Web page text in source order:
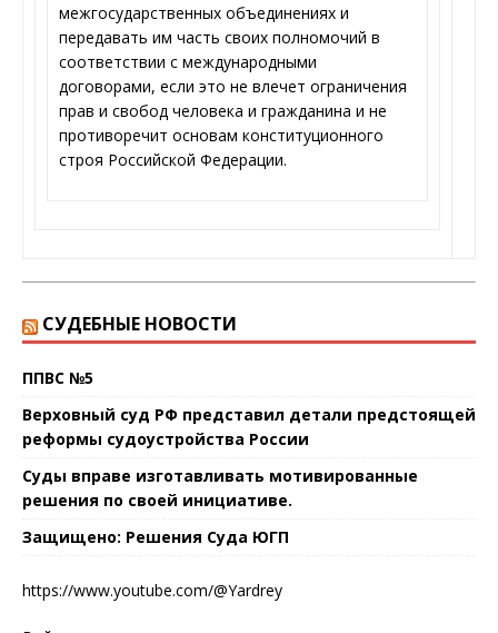
межгосударственных объединениях и
передавать им часть своих полномочий в
соответствии с международными
договорами, если это не влечет ограничения
прав и свобод человека и гражданина и не
противоречит основам конституционного
строя Российской Федерации.
СУДЕБНЫЕ НОВОСТИ
ППВС №5
Верховный суд РФ представил детали предстоящей
реформы судоустройства России
Суды вправе изготавливать мотивированные
решения по своей инициативе.
Защищено: Решения Суда ЮГП
https://www.youtube.com/@Yardrey